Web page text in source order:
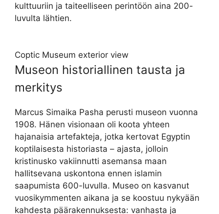
kulttuuriin ja taiteelliseen perintöön aina 200-
luvulta lähtien.
Coptic Museum exterior view
Museon historiallinen tausta ja
merkitys
Marcus Simaika Pasha perusti museon vuonna
1908. Hänen visionaan oli koota yhteen
hajanaisia artefakteja, jotka kertovat Egyptin
koptilaisesta historiasta – ajasta, jolloin
kristinusko vakiinnutti asemansa maan
hallitsevana uskontona ennen islamin
saapumista 600-luvulla. Museo on kasvanut
vuosikymmenten aikana ja se koostuu nykyään
kahdesta päärakennuksesta: vanhasta ja